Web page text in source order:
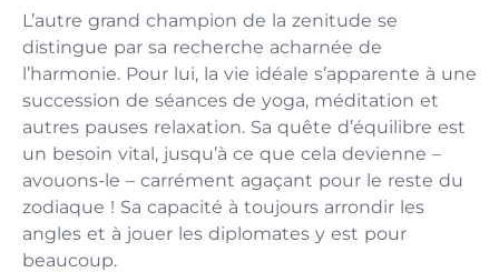
L’autre grand champion de la zenitude se
distingue par sa recherche acharnée de
l’harmonie. Pour lui, la vie idéale s’apparente à une
succession de séances de yoga, méditation et
autres pauses relaxation. Sa quête d’équilibre est
un besoin vital, jusqu’à ce que cela devienne –
avouons-le – carrément agaçant pour le reste du
zodiaque ! Sa capacité à toujours arrondir les
angles et à jouer les diplomates y est pour
beaucoup.